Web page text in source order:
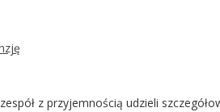
z przyjemnością udzieli